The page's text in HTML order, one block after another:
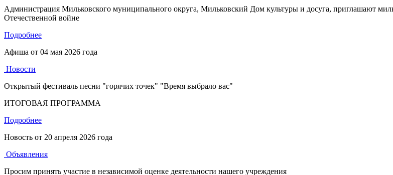
Администрация Мильковского муниципального округа, Мильковский Дом культуры и досуга, приглашают
Отечественной войне
Подробнее
Афиша от 04 мая 2026 года
Новости
Открытый фестиваль песни "горячих точек" "Время выбрало вас"
ИТОГОВАЯ ПРОГРАММА
Подробнее
Новость от 20 апреля 2026 года
Объявления
Просим принять участие в независимой оценке деятельности нашего учреждения